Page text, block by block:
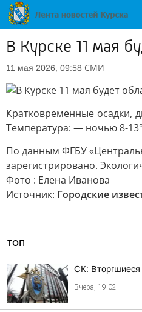
В Курске 11 мая
11 мая 2026, 09:58 СМИ
Кратковременные осадки,
Температура: — ночью 8-
По данным ФГБУ
зарегистрировано.
Фото : Елена Иванова
Источник: Городские
ТОП
СК: Вторгшиеся
Вчера, 19:02